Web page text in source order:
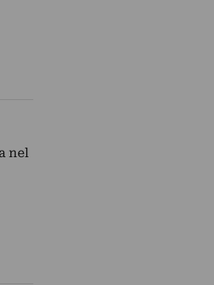
nel